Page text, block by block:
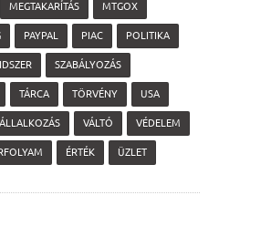
MEGTAKARÍTÁS MTGOX
PAYPAL PIAC POLITIKA
SZABÁLYOZÁS
TÁRCA TÖRVÉNY USA
VÁLTÓ VÉDELEM
ÉRTÉK ÜZLET